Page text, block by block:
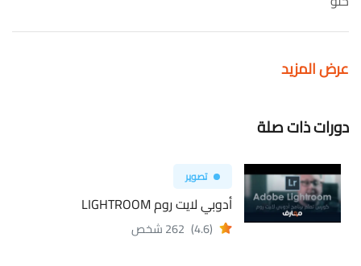
عرض المزيد
دورات ذات صلة
تصوير
أدوبي لايت روم LIGHTROOM
(4.6) 262 شخص